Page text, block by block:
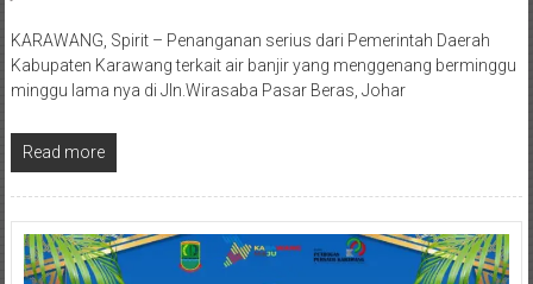
KARAWANG, Spirit – Penanganan serius dari Pemerintah Daerah
Kabupaten Karawang terkait air banjir yang menggenang berminggu
minggu lama nya di Jln.Wirasaba Pasar Beras, Johar
Read more